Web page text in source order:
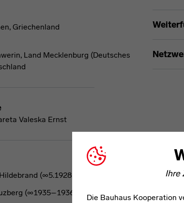
Ihre
Die Bauhaus Kooperation
Griechenland
Land Mecklenburg (Deutsches
Valeska Ernst
(∞5.1928–1931)
(∞1935–1936)